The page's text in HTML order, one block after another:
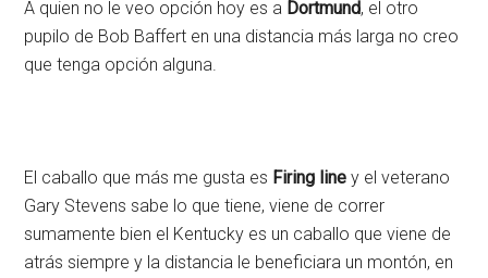
A quien no le veo opción hoy es a Dortmund, el otro
pupilo de Bob Baffert en una distancia más larga no creo
que tenga opción alguna.
El caballo que más me gusta es Firing line y el veterano
Gary Stevens sabe lo que tiene, viene de correr
sumamente bien el Kentucky es un caballo que viene de
atrás siempre y la distancia le beneficiara un montón, en